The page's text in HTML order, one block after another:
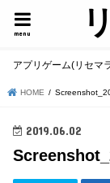
menu
アプリゲーム(リセマ
HOME
2019.06.02